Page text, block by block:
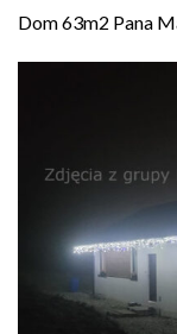
Dom 63m2 Pana